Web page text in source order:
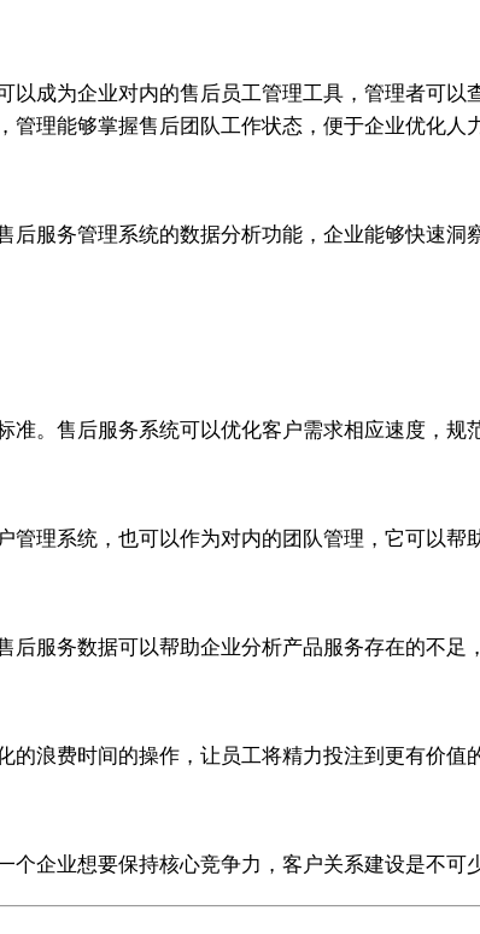
以成为企业对内的售后员工管理工具，管理者可
理能够掌握售后团队工作状态，便于企业优化人
服务管理系统的数据分析功能，企业能够快速洞
。售后服务系统可以优化客户需求相应速度，规
理系统，也可以作为对内的团队管理，它可以帮
服务数据可以帮助企业分析产品服务存在的不足
浪费时间的操作，让员工将精力投注到更有价值
企业想要保持核心竞争力，客户关系建设是不可